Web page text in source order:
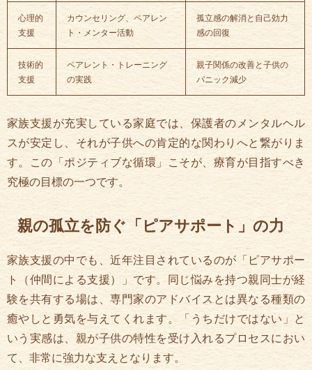
心理的
支援
カウンセリング、ペアレン
ト・メンター活動
孤立感の解消と自己効力
感の回復
技術的
支援
ペアレント・トレーニング
の実践
親子関係の改善と子供の
パニック減少
家族支援が充実している家庭では、保護者のメンタルヘル
スが安定し、それが子供への肯定的な関わりへと繋がりま
す。この「ポジティブな循環」こそが、療育が目指すべき
究極の目標の一つです。
親の孤立を防ぐ「ピアサポート」の力
家族支援の中でも、近年注目されているのが「ピアサポー
ト（仲間による支援）」です。同じ悩みを持つ親同士が経
験を共有する場は、専門家のアドバイスとは異なる種類の
癒やしと勇気を与えてくれます。「うちだけではない」と
いう実感は、親が子供の特性を受け入れるプロセスにおい
て、非常に強力な支えとなります。